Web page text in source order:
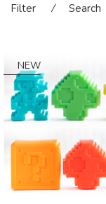
Filter ⁄ Search
NEW